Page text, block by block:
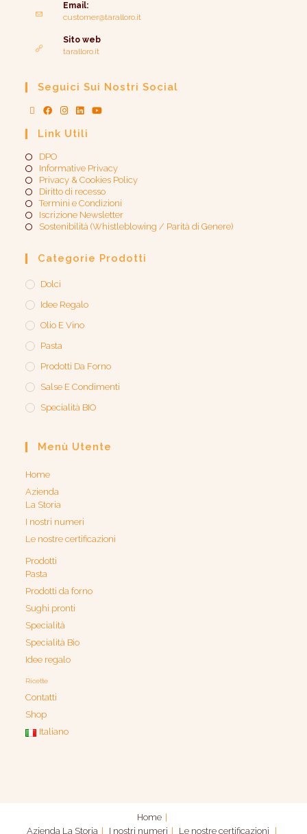
Email:
customer@taralloro.it
Sito web
taralloro.it
Seguici Sui Nostri Social
Link Utili
DPO
Informative Privacy
Privacy & Cookies Policy
Diritto di recesso
Termini e Condizioni
Iscrizione Newsletter
Sostenibilità (Whistleblowing / Parità di Genere)​
Categorie Prodotti
Dolci
Idee Regalo
Olio E Vino
Pasta
Prodotti Da Forno
Salse E Condimenti
Specialità BIO
Menù Utente
Home
Azienda
La Storia
I nostri numeri
Le nostre certificazioni
Prodotti
Pasta
Prodotti da forno
Sughi pronti
Specialità
Specialità Bio
Idee regalo
Ricette
Contatti
Shop
Italiano
Home
Azienda La Storia I nostri numeri Le nostre certificazioni